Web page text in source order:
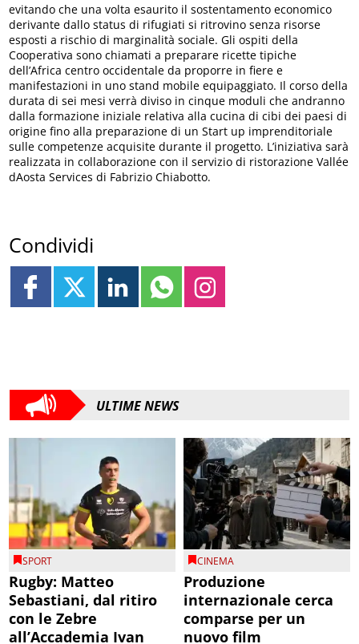
evitando che una volta esaurito il sostentamento economico
derivante dallo status di rifugiati si ritrovino senza risorse
esposti a rischio di marginalità sociale. Gli ospiti della
Cooperativa sono chiamati a preparare ricette tipiche
dell’Africa centro occidentale da proporre in fiere e
manifestazioni in uno stand mobile equipaggiato. Il corso della
durata di sei mesi verrà diviso in cinque moduli che andranno
dalla formazione iniziale relativa alla cucina di cibi dei paesi di
origine fino alla preparazione di un Start up imprenditoriale
sulle competenze acquisite durante il progetto. L’iniziativa sarà
realizzata in collaborazione con il servizio di ristorazione Vallée
dAosta Services di Fabrizio Chiabotto.
Condividi
ULTIME NEWS
SPORT
Rugby: Matteo
Sebastiani, dal ritiro
con le Zebre
all’Accademia Ivan
CINEMA
Produzione
internazionale cerca
comparse per un
nuovo film